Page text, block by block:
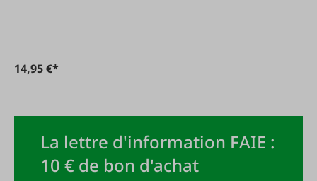
14,95 €*
La lettre d'information FAIE :
10 € de bon d'achat